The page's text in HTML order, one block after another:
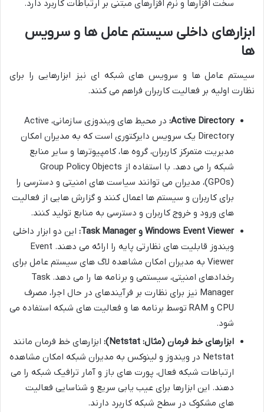
سخت افزارها و نرم افزارهای مبتنی بر ارتباطات کاربرد دارد.
ابزارهای داخلی سیستم عامل ها و سرویس
ها
سیستم عامل ها و سرویس های شبکه ای نیز ابزارهایی را برای
نظارت اولیه بر فعالیت کاربران فراهم می کنند.
Active Directory:
در محیط های ویندوزی سازمانی، Active
Directory یک سرویس دایرکتوری است که به مدیران امکان
مدیریت متمرکز کاربران، گروه ها، کامپیوترها و سایر منابع
شبکه را می دهد. با استفاده از Group Policy Objects
(GPOs)، مدیران می توانند سیاست های امنیتی و دسترسی را
برای کاربران و سیستم ها اعمال کنند و گزارش هایی از فعالیت
های ورود و خروج کاربران و دسترسی به منابع تولید کنند.
Windows Event Viewer و Task Manager:
این دو ابزار داخلی
ویندوز قابلیت های نظارتی پایه را ارائه می دهند. Event
Viewer به مدیران امکان مشاهده لاگ های سیستم عامل برای
رخدادهای امنیتی، سیستمی و برنامه ها را می دهد. Task
Manager نیز برای نظارت بر فرآیندهای در حال اجرا، مصرف
CPU و RAM توسط برنامه ها و فعالیت های شبکه استفاده می
شود.
ابزارهای خط فرمان (مثال: Netstat):
ابزارهای خط فرمان مانند
Netstat در ویندوز و لینوکس به مدیران شبکه امکان مشاهده
ارتباطات شبکه فعال، پورت های باز و آمار ترافیک شبکه را می
دهند. این ابزارها برای عیب یابی سریع و شناسایی فعالیت
های مشکوک در سطح شبکه کاربرد دارند.